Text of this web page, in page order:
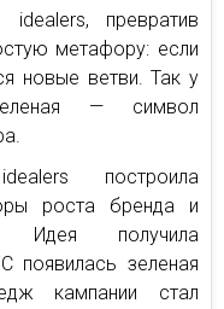
превратив
метафору: если
новые ветви. Так у
— символ
построила
роста бренда и
Идея получила
появилась зеленая
кампании стал